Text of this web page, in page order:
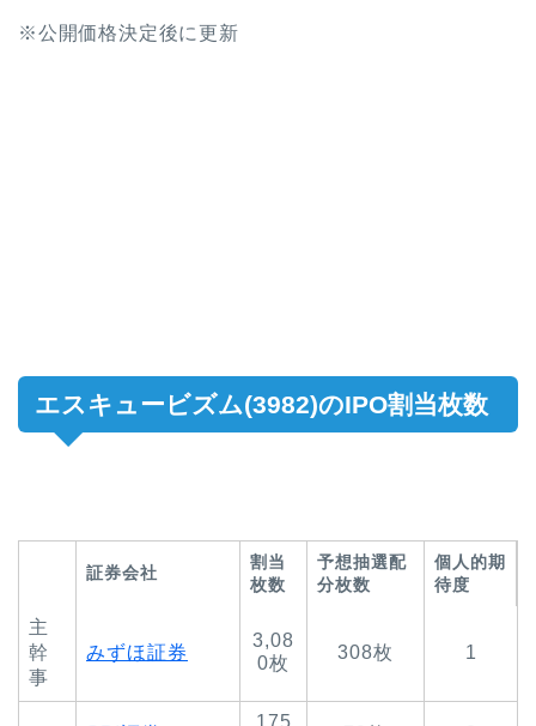
※公開価格決定後に更新
エスキュービズム(3982)のIPO割当枚数
証券会社
割当
枚数
予想抽選配
分枚数
個人的期
待度
主
幹
事
みずほ証券
3,08
0枚
308枚 1
175